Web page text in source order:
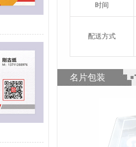
时间
配送方式
名片包装